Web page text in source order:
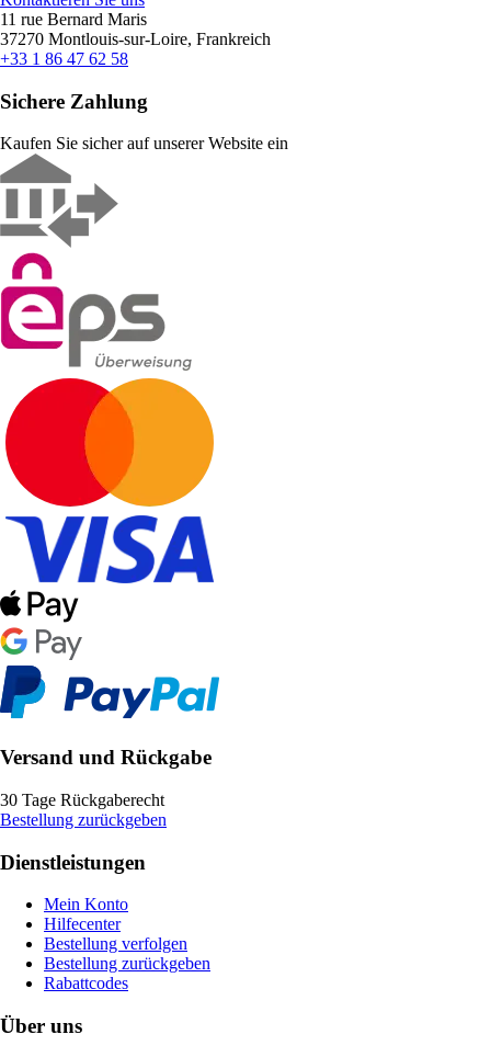
11 rue Bernard Maris
37270 Montlouis-sur-Loire, Frankreich
+33 1 86 47 62 58
Sichere Zahlung
Kaufen Sie sicher auf unserer Website ein
Versand und Rückgabe
30 Tage Rückgaberecht
Bestellung zurückgeben
Dienstleistungen
Mein Konto
Hilfecenter
Bestellung verfolgen
Bestellung zurückgeben
Rabattcodes
Über uns